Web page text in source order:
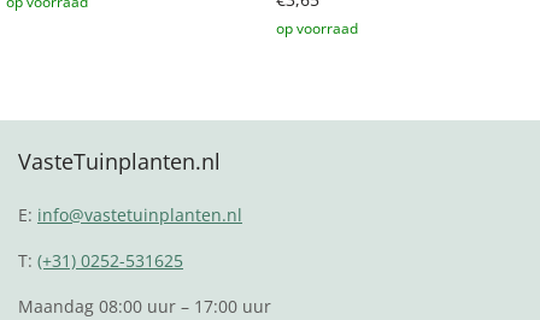
VasteTuinplanten.nl
E: info@vastetuinplanten.nl
T:(+31) 0252-531625
Maandag 08:00 uur – 17:00 uur